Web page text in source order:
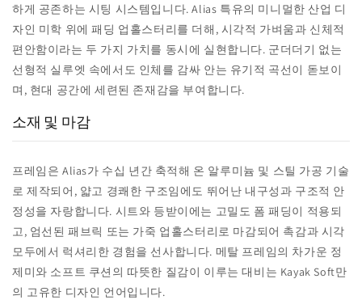
하게 공존하는 시팅 시스템입니다. Alias 특유의 미니멀한 산업 디
자인 미학 위에 패딩 업홀스터리를 더해, 시각적 가벼움과 신체적
편안함이라는 두 가지 가치를 동시에 실현합니다. 군더더기 없는
선형적 실루엣 속에서도 인체를 감싸 안는 유기적 곡선이 돋보이
며, 현대 공간에 세련된 존재감을 부여합니다.
소재 및 마감
프레임은 Alias가 수십 년간 축적해 온 알루미늄 및 스틸 가공 기술
로 제작되어, 얇고 경쾌한 구조임에도 뛰어난 내구성과 구조적 안
정성을 자랑합니다. 시트와 등받이에는 고밀도 폼 패딩이 적용되
고, 엄선된 패브릭 또는 가죽 업홀스터리로 마감되어 촉감과 시각
모두에서 럭셔리한 경험을 선사합니다. 메탈 프레임의 차가운 정
제미와 소프트 쿠션의 따뜻한 질감이 이루는 대비는 Kayak Soft만
의 고유한 디자인 언어입니다.